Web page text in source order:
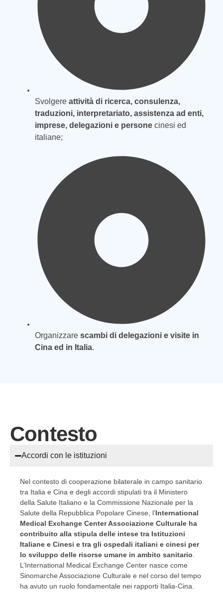
Svolgere attività di ricerca, consulenza,
traduzioni, interpretariato, assistenza ad enti,
imprese, delegazioni e persone cinesi ed
italiane;
Organizzare scambi di delegazioni e visite in
Cina ed in Italia.
Contesto
Accordi con le istituzioni
Nel contesto di cooperazione bilaterale in campo sanitario
tra Italia e Cina e degli accordi stipulati tra il Ministero
della Salute Italiano e la Commissione Nazionale per la
Salute della Repubblica Popolare Cinese, l’International
Medical Exchange Center Associazione Culturale ha
contribuito alla stipula delle intese tra Istituzioni
Italiane e Cinesi e tra gli ospedali italiani e cinesi per
lo sviluppo delle risorse umane in ambito sanitario
L’International Medical Exchange Center nasce come
Sinomarche Associazione Culturale e nel corso del tempo
ha avuto un ruolo fondamentale nei rapporti Italia-Cina.